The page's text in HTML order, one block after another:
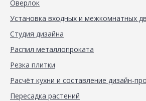
Оверлок
Установка входных и межкомнатных
Студия дизайна
Распил металлопроката
Резка плитки
Расчёт кухни и составление дизайн-
Пересадка растений